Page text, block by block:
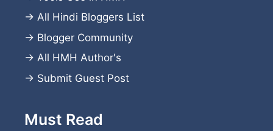
→ All Hindi Bloggers List
→ Blogger Community
→ All HMH Author's
→ Submit Guest Post
Must Read